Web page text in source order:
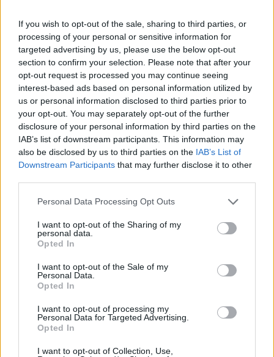
If you wish to opt-out of the sale, sharing to third parties, or
processing of your personal or sensitive information for
targeted advertising by us, please use the below opt-out
section to confirm your selection. Please note that after your
opt-out request is processed you may continue seeing
interest-based ads based on personal information utilized by
us or personal information disclosed to third parties prior to
your opt-out. You may separately opt-out of the further
disclosure of your personal information by third parties on the
IAB’s list of downstream participants. This information may
also be disclosed by us to third parties on the IAB’s List of
Downstream Participants that may further disclose it to other
Please note that this website/app uses one or more Google
not limited to your visit or usage behaviour. You may click to
grant or deny consent to Google and its third-party tags to
use your data for below specified purposes in below Google
consent section.
Personal Data Processing Opt Outs
I want to opt-out of the Sharing of my
personal data.
Opted In
I want to opt-out of the Sale of my
Personal Data.
Opted In
I want to opt-out of processing my
Personal Data for Targeted Advertising.
Opted In
I want to opt-out of Collection, Use,
ΑΙΧΜΕΣ: Και άλλες αποχωρήσεις και
άλλες συμφωνίες
Το Καλοκαίρι αυτό στα ΜΜΕ θυμίζει αίθουσα αφίξεων και
αναχωρήσεων αεροδρομίου. Άλλοι γνωρίζουν τον
προορισμό τους και άλλοι αλλάζουν πορεία, ενώ έχουν
ξεκινήσει για άλλου καταλήγουν σε άλλο σημείο. Η
κινητικότητα είναι συνάρτηση πολλών παραγόντων,
ορισμένοι εκ των οποίων δεν είναι ορατοί προς το
παρόν. Λέγεται πως ο Ιβάν Σαββίδης τα βρήκε με την
κυβέρνηση, […]